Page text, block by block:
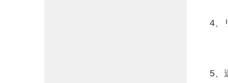
4、
5、